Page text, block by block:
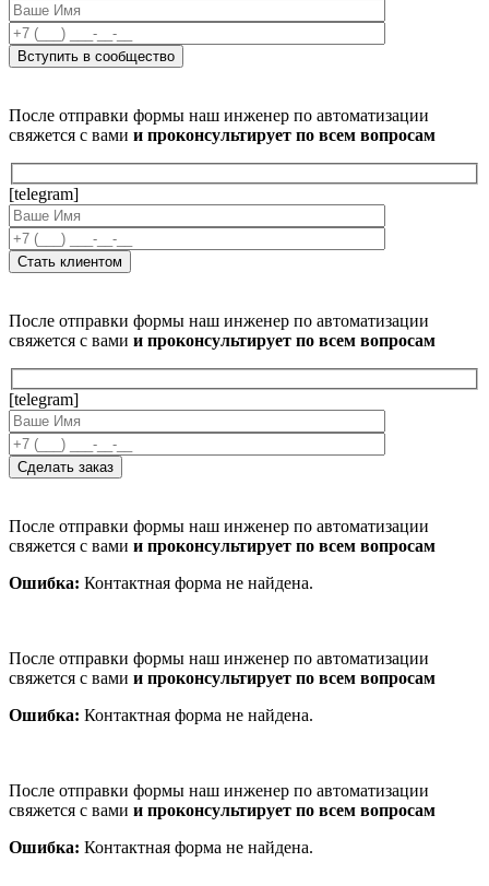
После отправки формы наш инженер по автоматизации
свяжется с вами и проконсультирует по всем вопросам
[telegram]
После отправки формы наш инженер по автоматизации
свяжется с вами и проконсультирует по всем вопросам
[telegram]
После отправки формы наш инженер по автоматизации
свяжется с вами и проконсультирует по всем вопросам
Ошибка: Контактная форма не найдена.
После отправки формы наш инженер по автоматизации
свяжется с вами и проконсультирует по всем вопросам
Ошибка: Контактная форма не найдена.
После отправки формы наш инженер по автоматизации
свяжется с вами и проконсультирует по всем вопросам
Ошибка: Контактная форма не найдена.